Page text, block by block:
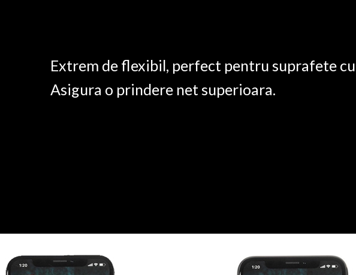
Extrem de flexibil, perfect pentru suprafete
Asigura o prindere net superioara.